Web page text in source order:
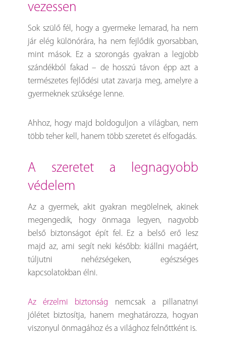
vezessen
Sok szülő fél, hogy a gyermeke lemarad, ha nem
jár elég különórára, ha nem fejlődik gyorsabban,
mint mások. Ez a szorongás gyakran a legjobb
szándékból fakad – de hosszú távon épp azt a
természetes fejlődési utat zavarja meg, amelyre a
gyermeknek szüksége lenne.
Ahhoz, hogy majd boldoguljon a világban, nem
több teher kell, hanem több szeretet és elfogadás.
a szeretet a legnagyobb
védelem
Az a gyermek, akit gyakran megölelnek, akinek
megengedik, hogy önmaga legyen, nagyobb
belső biztonságot épít fel. Ez a belső erő lesz
majd az, ami segít neki később: kiállni magáért,
túljutni nehézségeken, egészséges
kapcsolatokban élni.
Az érzelmi biztonság nemcsak a pillanatnyi
jólétet biztosítja, hanem meghatározza, hogyan
viszonyul önmagához és a világhoz felnőttként is.